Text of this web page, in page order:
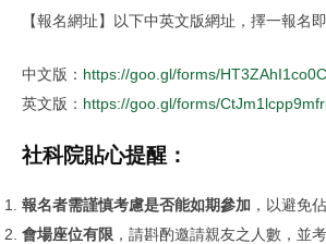
【報名網址】以下中英文版網址，擇一報名
中文版： https://goo.gl/forms/
英文版： https://goo.gl/forms/
​社科院貼心提醒：
報名者需謹慎考慮是否能如期參加 ，以避免
會場座位有限 ，請斟酌邀請親友之人數，並